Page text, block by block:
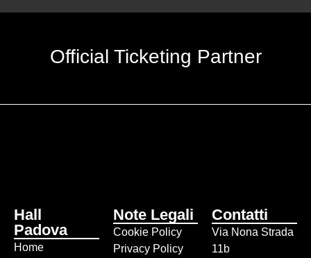
Official Ticketing Partner
Hall
Padova
Home
Note Legali
Cookie Policy
Privacy Policy
Contatti
Via Nona Strada
11b